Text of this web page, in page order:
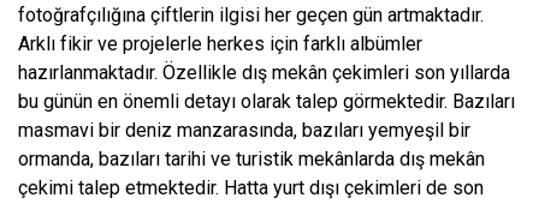
fotoğrafçılığına çiftlerin ilgisi her geçen gün artmaktadır.
Arklı fikir ve projelerle herkes için farklı albümler
hazırlanmaktadır. Özellikle dış mekân çekimleri son yıllarda
bu günün en önemli detayı olarak talep görmektedir. Bazıları
masmavi bir deniz manzarasında, bazıları yemyeşil bir
ormanda, bazıları tarihi ve turistik mekânlarda dış mekân
çekimi talep etmektedir. Hatta yurt dışı çekimleri de son